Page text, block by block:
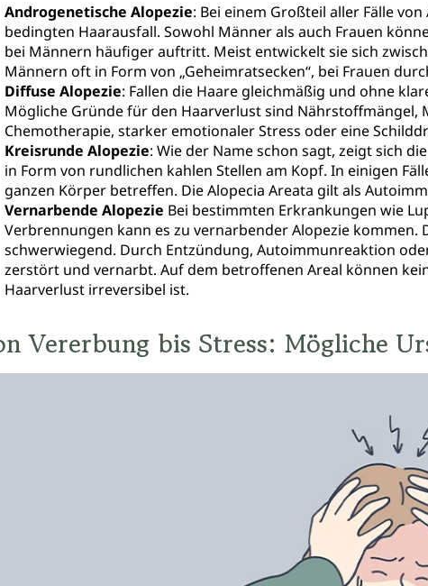
Androgenetische Alopezie: Bei einem Großteil aller Fälle
bedingten Haarausfall. Sowohl Männer als auch Frauen
bei Männern häufiger auftritt. Meist entwickelt sie sich
Männern oft in Form von „Geheimratsecken“, bei Frauen
Diffuse Alopezie: Fallen die Haare gleichmäßig und ohne
Mögliche Gründe für den Haarverlust sind
Chemotherapie, starker emotionaler Stress oder eine
Kreisrunde Alopezie: Wie der Name schon sagt, zeigt sich
in Form von rundlichen kahlen Stellen am Kopf. In einigen
ganzen Körper betreffen. Die Alopecia Areata gilt als
Vernarbende Alopezie Bei bestimmten Erkrankungen wie
Verbrennungen kann es zu vernarbender Alopezie kommen.
schwerwiegend. Durch Entzündung, Autoimmunreaktion
zerstört und vernarbt. Auf dem betroffenen Areal können
Haarverlust irreversibel ist.
Vererbung bis Stress: Mögliche